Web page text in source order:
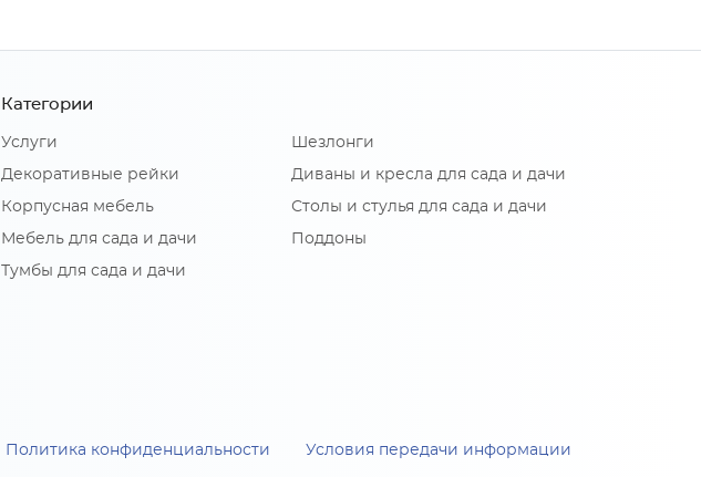
Категории
Услуги
Декоративные рейки
Корпусная мебель
Мебель для сада и дачи
Тумбы для сада и дачи
Шезлонги
Диваны и кресла для сада и дачи
Столы и стулья для сада и дачи
Поддоны
Политика конфиденциальности Условия передачи информации